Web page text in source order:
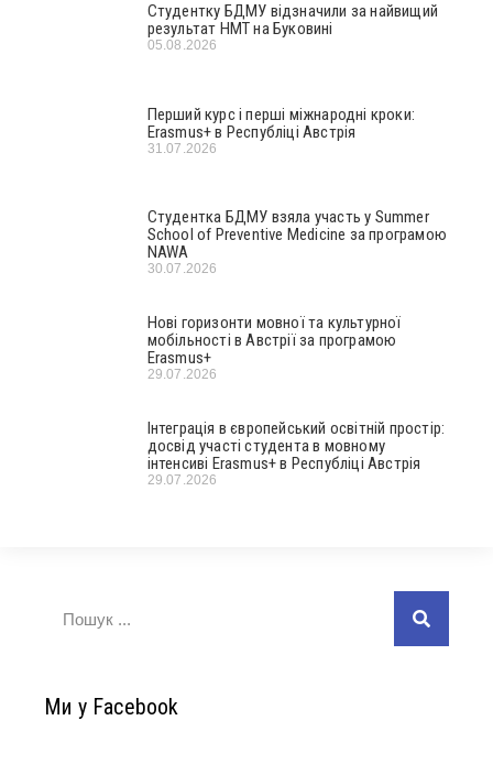
Студентку БДМУ відзначили за найвищий
результат НМТ на Буковині
05.08.2026
Перший курс і перші міжнародні кроки:
Erasmus+ в Республіці Австрія
31.07.2026
Студентка БДМУ взяла участь у Summer
School of Preventive Medicine за програмою
NAWA
30.07.2026
Нові горизонти мовної та культурної
мобільності в Австрії за програмою
Erasmus+
29.07.2026
Інтеграція в європейський освітній простір:
досвід участі студента в мовному
інтенсиві Erasmus+ в Республіці Австрія
29.07.2026
Ми у Facebook